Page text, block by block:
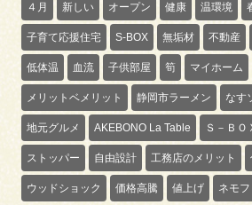
４月 新しい オープン 健康 温環境
子育て応援住宅 S-BOX 無垢材 不動産
低体温 血流 子供部屋 筍 マイホーム
メリットベメリット 静岡市ラーメン なす
地元グルメ AKEBONO La Table Ｓ－ＢＯ
ストッパー 自由設計 工務店のメリット
ウッドショック 価格高騰 値上げ ネモフ